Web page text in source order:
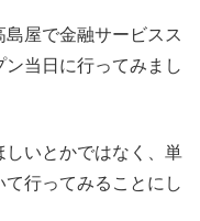
屋で金融サービスス
当日に行ってみまし
いとかではなく、単
行ってみることにし